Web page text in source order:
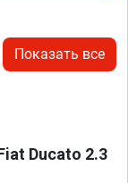
Показать все
Ducato 2.3